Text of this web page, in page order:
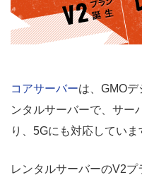
コアサーバーは、GMO
ンタルサーバーで、サー
り、5Gにも対応していま
レンタルサーバーのV2プ